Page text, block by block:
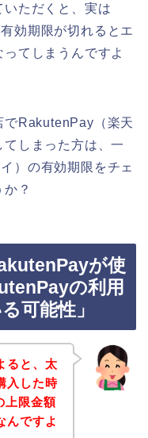
いただくと、実は
効期限が切れるとエ
てしまうんですよ
でRakutenPay（楽天
しまった方は、一
）の有効期限をチェ
？
が使
の利用
可能性」
ると、太
入した時
上限金額
んですよ